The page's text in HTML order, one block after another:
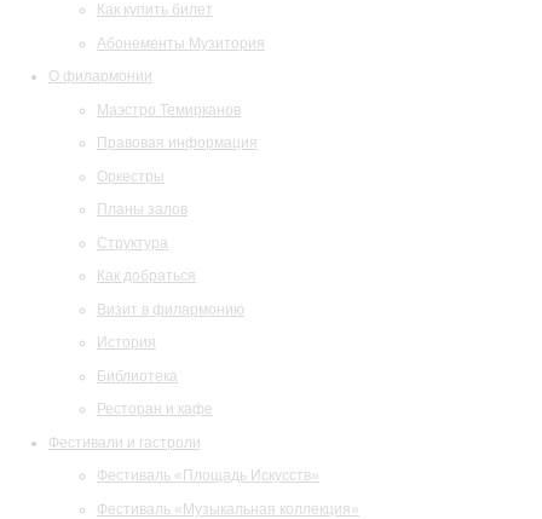
Как купить билет
Абонементы Музитория
О филармонии
Маэстро Темирканов
Правовая информация
Оркестры
Планы залов
Структура
Как добраться
Визит в филармонию
История
Библиотека
Ресторан и кафе
Фестивали и гастроли
Фестиваль «Площадь Искусств»
Фестиваль «Музыкальная коллекция»